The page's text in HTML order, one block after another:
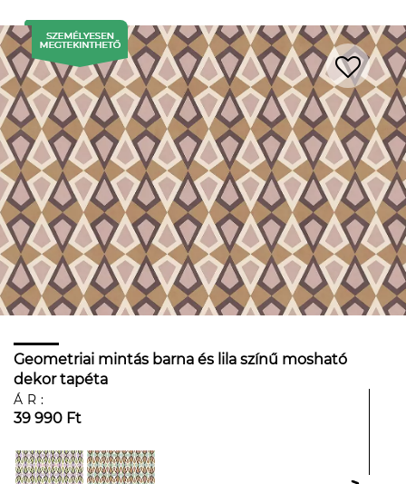
Geometriai mintás barna és lila színű mosható
dekor tapéta
ÁR:
39 990 Ft